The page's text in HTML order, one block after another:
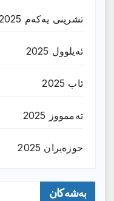
تشرینی یەکەم 2025
ئەیلوول 2025
ئاب 2025
تەممووز 2025
حوزه‌یران 2025
بەشەکان